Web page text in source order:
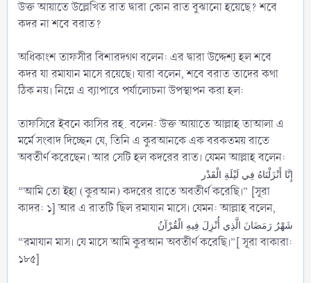
উক্ত আয়াতে উল্লেখিত রাত দ্বারা কোন রাত বুঝানো হয়েছে? শবে
কদর না শবে বরাত?
অধিকাংশ তাফসীর বিশারদগণ বলেন: এর দ্বারা উদ্দেশ্য হল শবে
কদর যা রমাযান মাসে রয়েছে। যারা বলেন, শবে বরাত তাদের কথা
ঠিক নয়। নিম্নে এ ব্যাপারে পর্যালোচনা উপস্থাপন করা হল:
তাফসিরে ইবনে কাসির রহ. বলেন: উক্ত আয়াতে আল্লাহ তাআলা এ
মর্মে সংবাদ দিচ্ছেন যে, তিনি এ কুরআনকে এক বরকতময় রাতে
অবতীর্ণ করেছেন। আর সেটি হল কদরের রাত। যেমন আল্লাহ বলেন:
إِنَّا أَنْزَلْنَاهُ فِي لَيْلَةِ الْقَدْر
“আমি তো ইহা (কুরআন) কদরের রাতে অবতীর্ণ করেছি।” [সূরা
কাদর: ১] আর এ রাতটি ছিল রমাযান মাসে। যেমন: আল্লাহ বলেন,
شَهْرُ رَمَضَانَ الَّذِي أُنْزِلَ فِيهِ الْقُرْآنُ
“রমাযান মাস। যে মাসে আমি কুরআন অবতীর্ণ করেছি।”[ সূরা বাকারা:
১৮৫]